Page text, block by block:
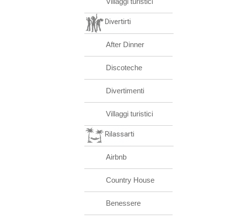
Divertirti
After Dinner
Discoteche
Divertimenti
Villaggi turistici
Rilassarti
Airbnb
Country House
Benessere